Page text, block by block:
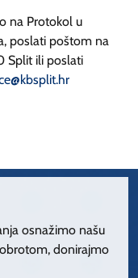
na Protokol u
poslati poštom na
Split ili poslati
osnažimo našu
donirajmo